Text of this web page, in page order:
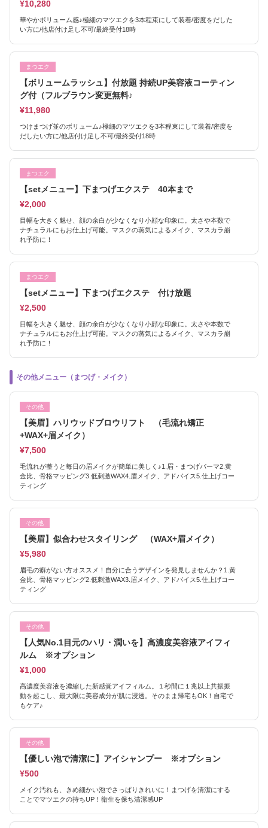
¥10,280
華やかボリューム感♪極細のマツエクを3本程束にして装着/密度をだした
い方に/他店付け足し不可/最終受付18時
まつエク
【ボリュームラッシュ】付放題 持続UP美容液コーティン
グ付（フルブラウン変更無料♪
¥11,980
つけまつげ並のボリューム♪極細のマツエクを3本程束にして装着/密度を
だしたい方に/他店付け足し不可/最終受付18時
まつエク
【setメニュー】下まつげエクステ 40本まで
¥2,000
目幅を大きく魅せ、顔の余白が少なくなり小顔な印象に。太さや本数で
ナチュラルにもお仕上げ可能。マスクの蒸気によるメイク、マスカラ崩
れ予防に！
まつエク
【setメニュー】下まつげエクステ 付け放題
¥2,500
目幅を大きく魅せ、顔の余白が少なくなり小顔な印象に。太さや本数で
ナチュラルにもお仕上げ可能。マスクの蒸気によるメイク、マスカラ崩
れ予防に！
その他メニュー（まつげ・メイク）
その他
【美眉】ハリウッドブロウリフト （毛流れ矯正
+WAX+眉メイク）
¥7,500
毛流れが整うと毎日の眉メイクが簡単に美しく♪1.眉・まつげパーマ2.黄
金比、骨格マッピング3.低刺激WAX4.眉メイク、アドバイス5.仕上げコー
ティング
その他
【美眉】似合わせスタイリング （WAX+眉メイク）
¥5,980
眉毛の癖がない方オススメ！自分に合うデザインを発見しませんか？1.黄
金比、骨格マッピング2.低刺激WAX3.眉メイク、アドバイス5.仕上げコー
ティング
その他
【人気No.1目元のハリ・潤いを】高濃度美容液アイフィ
ルム ※オプション
¥1,000
高濃度美容液を濃縮した新感覚アイフィルム。１秒間に１兆以上共振振
動を起こし、最大限に美容成分が肌に浸透。そのまま帰宅もOK！自宅で
もケア♪
その他
【優しい泡で清潔に】アイシャンプー ※オプション
¥500
メイク汚れも、きめ細かい泡でさっぱりきれいに！まつげを清潔にする
ことでマツエクの持ちUP！衛生を保ち清潔感UP